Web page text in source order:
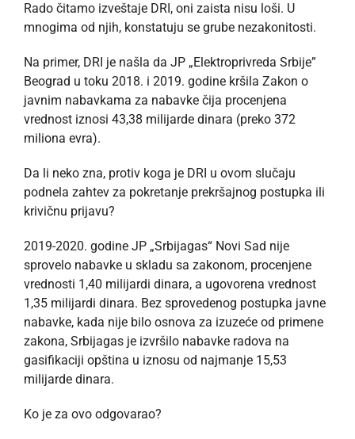
Rado čitamo izveštaje DRI, oni zaista nisu loši. U
mnogima od njih, konstatuju se grube nezakonitosti.
Na primer, DRI je našla da JP „Elektroprivreda Srbije”
Beograd u toku 2018. i 2019. godine kršila Zakon o
javnim nabavkama za nabavke čija procenjena
vrednost iznosi 43,38 milijarde dinara (preko 372
miliona evra).
Da li neko zna, protiv koga je DRI u ovom slučaju
podnela zahtev za pokretanje prekršajnog postupka ili
krivičnu prijavu?
2019-2020. godine JP „Srbijagas“ Novi Sad nije
sprovelo nabavke u skladu sa zakonom, procenjene
vrednosti 1,40 milijardi dinara, a ugovorena vrednost
1,35 milijardi dinara. Bez sprovedenog postupka javne
nabavke, kada nije bilo osnova za izuzeće od primene
zakona, Srbijagas je izvršilo nabavke radova na
gasifikaciji opština u iznosu od najmanje 15,53
milijarde dinara.
Ko je za ovo odgovarao?